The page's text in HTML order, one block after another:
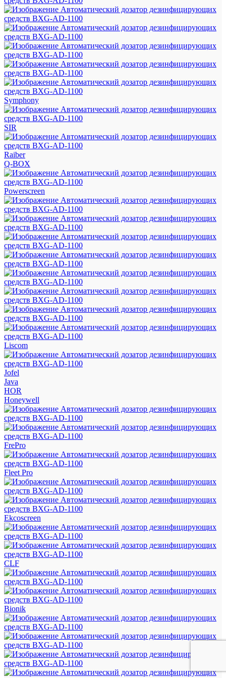
Symphony
SIR
Raiber
Q-BOX
Powerscreen
Liscom
Jofel
Java
HOR
Honeywell
FrePro
Fleet Pro
Ekcoscreen
CLF
Bionik